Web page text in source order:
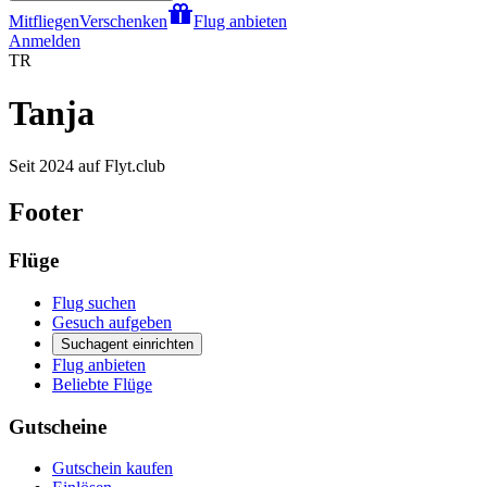
MitfliegenVerschenken
Flug anbieten
Anmelden
TR
Tanja
Seit 2024 auf Flyt.club
Footer
Flüge
Flug suchen
Gesuch aufgeben
Suchagent einrichten
Flug anbieten
Beliebte Flüge
Gutscheine
Gutschein kaufen